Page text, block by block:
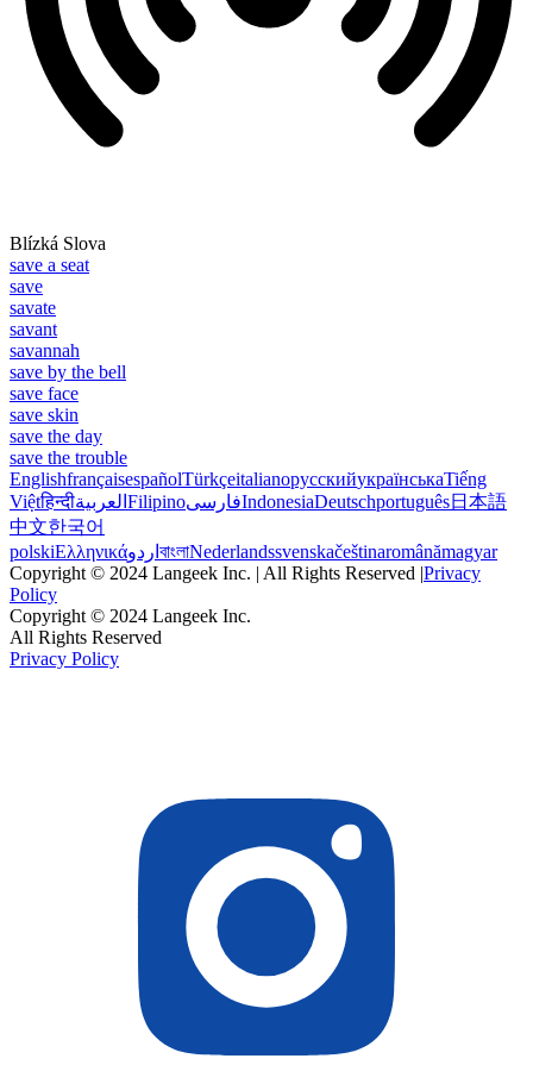
Blízká Slova
save a seat
save
savate
savant
savannah
save by the bell
save face
save skin
save the day
save the trouble
EnglishfrançaisespañolTürkçeitalianoрусскийукраїнськаTiếng
Việtहिन्दीالعربية FilipinoفارسیIndonesiaDeutschportuguês日本語
中文한국어
polskiΕλληνικάاردو বাংলাNederlandssvenskačeštinaromânămagyar
Copyright © 2024 Langeek Inc. | All Rights Reserved |Privacy
Policy
Copyright © 2024 Langeek Inc.
All Rights Reserved
Privacy Policy